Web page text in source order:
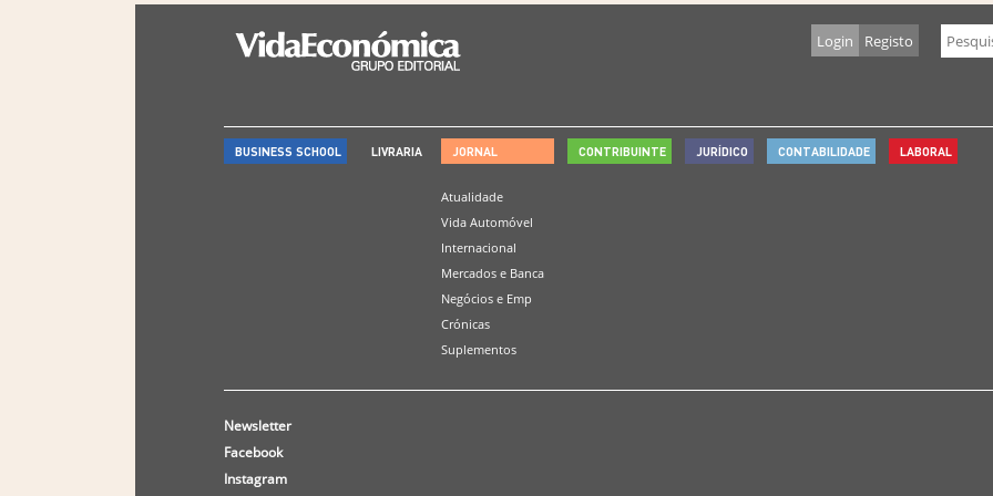
Login Registo
BUSINESS SCHOOL LIVRARIA JORNAL
Atualidade
Vida Automóvel
Internacional
Mercados e Banca
Negócios e Emp
Crónicas
Suplementos
CONTRIBUINTE JURÍDICO CONTABILIDADE LABORAL
Newsletter
Facebook
Instagram